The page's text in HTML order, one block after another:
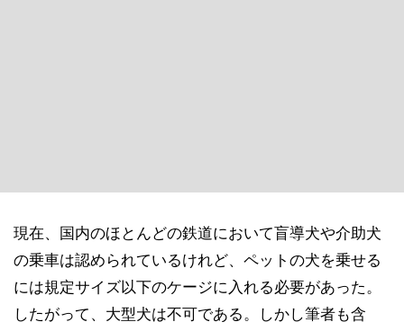
現在、国内のほとんどの鉄道において盲導犬や介助犬
の乗車は認められているけれど、ペットの犬を乗せる
には規定サイズ以下のケージに入れる必要があった。
したがって、大型犬は不可である。しかし筆者も含